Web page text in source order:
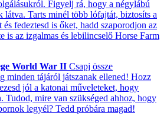
Figyelj rá, hogy a négylábú
látva. Tarts minél több lófajtát, biztosíts a
fedeztesd is őket, hadd szaporodjon az
is az izgalmas és lebilincselő Horse Farm
World War II Csapj össze
minden tájáról játszanak ellened! Hozz
jól a katonai műveleteket, hogy
Tudod, mire van szükséged ahhoz, hogy
legyél? Tedd próbára magad!